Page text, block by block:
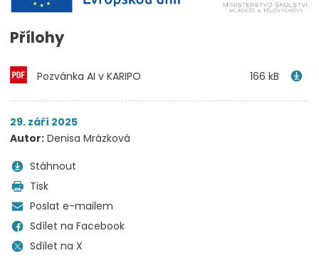
Přílohy
Pozvánka AI v KARIPO 166 kB
29. září 2025
Autor: Denisa Mrázková
Stáhnout
Tisk
Poslat e-mailem
Sdílet na Facebook
Sdílet na X